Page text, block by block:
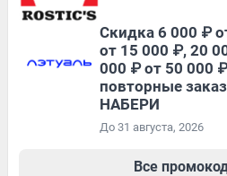
Скидка 6 000 ₽
от 15 000 ₽, 20
000 ₽ от 50 000
повторные
НАБЕРИ
До 31 августа, 2026
Все